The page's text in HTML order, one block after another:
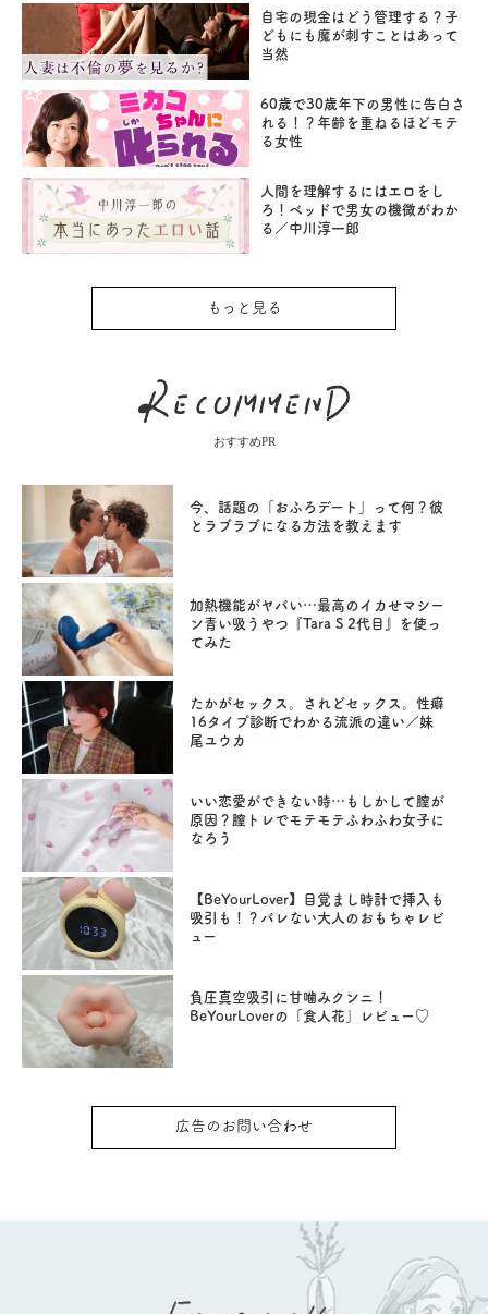
自宅の現金はどう管理する？子
どもにも魔が刺すことはあって
当然
60歳で30歳年下の男性に告白さ
れる！？年齢を重ねるほどモテ
る女性
人間を理解するにはエロをし
ろ！ベッドで男女の機微がわか
る／中川淳一郎
もっと見る
おすすめPR
今、話題の「おふろデート」って何？彼
とラブラブになる方法を教えます
加熱機能がヤバい…最高のイカせマシー
ン青い吸うやつ『Tara S 2代目』を使っ
てみた
たかがセックス。されどセックス。性癖
16タイプ診断でわかる流派の違い／妹
尾ユウカ
いい恋愛ができない時…もしかして膣が
原因？膣トレでモテモテふわふわ女子に
なろう
【BeYourLover】目覚まし時計で挿入も
吸引も！？バレない大人のおもちゃレビ
ュー
負圧真空吸引に甘噛みクンニ！
BeYourLoverの「食人花」レビュー♡
広告のお問い合わせ